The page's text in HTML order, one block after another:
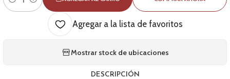
Cantidad
Agregar a la lista de favoritos
Mostrar stock de ubicaciones
DESCRIPCIÓN